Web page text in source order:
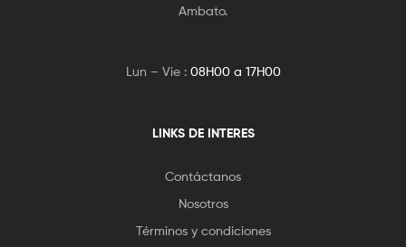
Ambato.
Lun – Vie : 08H00 a 17H00
LINKS DE INTERES
Contáctanos
Nosotros
Términos y condiciones